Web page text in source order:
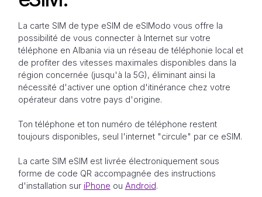
La carte SIM de type eSIM de eSIModo vous offre la
possibilité de vous connecter à Internet sur votre
téléphone en Albania via un réseau de téléphonie local et
de profiter des vitesses maximales disponibles dans la
région concernée (jusqu'à la 5G), éliminant ainsi la
nécessité d'activer une option d'itinérance chez votre
opérateur dans votre pays d'origine.
Ton téléphone et ton numéro de téléphone restent
toujours disponibles, seul l'internet "circule" par ce eSIM.
La carte SIM eSIM est livrée électroniquement sous
forme de code QR accompagnée des instructions
d'installation sur iPhone ou Android.